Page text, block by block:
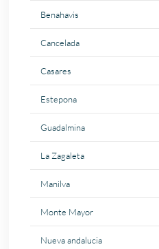
Benahavis
Cancelada
Casares
Estepona
Guadalmina
La Zagaleta
Manilva
Monte Mayor
Nueva andalucia